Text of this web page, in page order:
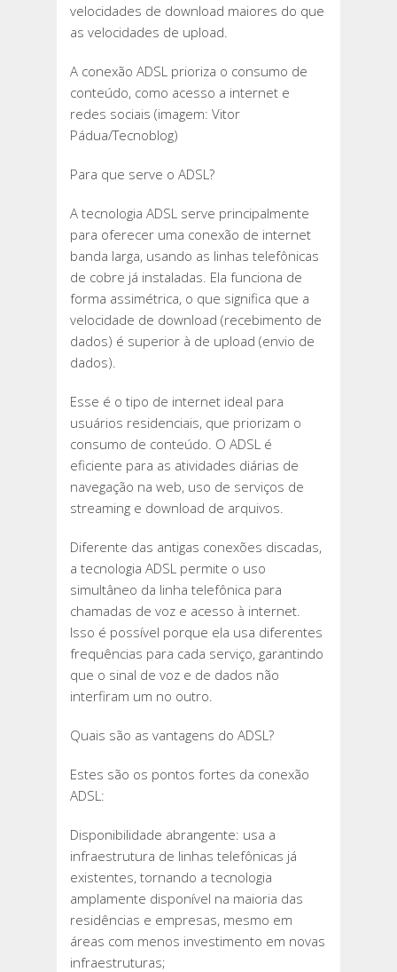
velocidades de download maiores do que
as velocidades de upload.
A conexão ADSL prioriza o consumo de
conteúdo, como acesso a internet e
redes sociais (imagem: Vitor
Pádua/Tecnoblog)
Para que serve o ADSL?
A tecnologia ADSL serve principalmente
para oferecer uma conexão de internet
banda larga, usando as linhas telefônicas
de cobre já instaladas. Ela funciona de
forma assimétrica, o que significa que a
velocidade de download (recebimento de
dados) é superior à de upload (envio de
dados).
Esse é o tipo de internet ideal para
usuários residenciais, que priorizam o
consumo de conteúdo. O ADSL é
eficiente para as atividades diárias de
navegação na web, uso de serviços de
streaming e download de arquivos.
Diferente das antigas conexões discadas,
a tecnologia ADSL permite o uso
simultâneo da linha telefônica para
chamadas de voz e acesso à internet.
Isso é possível porque ela usa diferentes
frequências para cada serviço, garantindo
que o sinal de voz e de dados não
interfiram um no outro.
Quais são as vantagens do ADSL?
Estes são os pontos fortes da conexão
ADSL:
Disponibilidade abrangente: usa a
infraestrutura de linhas telefônicas já
existentes, tornando a tecnologia
amplamente disponível na maioria das
residências e empresas, mesmo em
áreas com menos investimento em novas
infraestruturas;